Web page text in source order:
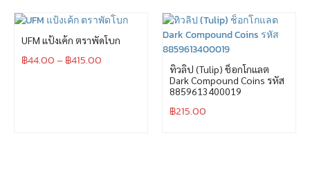
UFM แป้งเค้ก ตราพัดโบก
฿44.00– ฿415.00
ทิวลิป (Tulip) ช็อกโกแลต
Dark Compound Coins รหัส
8859613400019
฿215.00